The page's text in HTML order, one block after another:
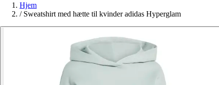
Hjem
/ Sweatshirt med hætte til kvinder adidas Hyperglam